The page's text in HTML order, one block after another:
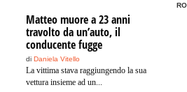
Matteo muore a 23 anni
travolto da un’auto, il
conducente fugge
di Daniela Vitello
La vittima stava raggiungendo la sua
vettura insieme ad un...